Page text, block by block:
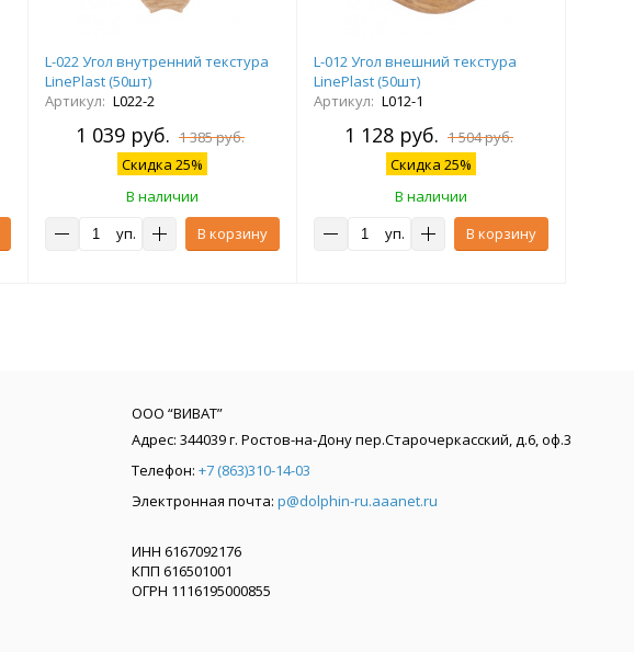
L-022 Угол внутренний текстура
LinePlast (50шт)
Артикул: L022-2
1 039 руб. 1 385 руб.
Скидка 25%
В наличии
уп.
В корзину
L-012 Угол внешний текстура
LinePlast (50шт)
Артикул: L012-1
1 128 руб. 1 504 руб.
Скидка 25%
В наличии
уп.
В корзину
ООО “ВИВАТ”
Адрес: 344039г. Ростов-на-Донупер.Старочеркасский, д.6, оф.3
Телефон: +7 (863)310-14-03
Электронная почта: p@dolphin-ru.aaanet.ru
ИНН 6167092176
КПП 616501001
ОГРН 1116195000855